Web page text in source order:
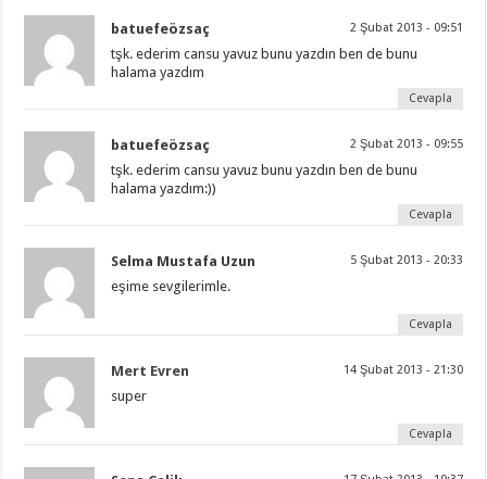
batuefeözsaç 2 Şubat 2013 - 09:51
tşk. ederim cansu yavuz bunu yazdın ben de bunu
halama yazdım
Cevapla
batuefeözsaç 2 Şubat 2013 - 09:55
tşk. ederim cansu yavuz bunu yazdın ben de bunu
halama yazdım:))
Cevapla
Selma Mustafa Uzun 5 Şubat 2013 - 20:33
eşime sevgilerimle.
Cevapla
Mert Evren 14 Şubat 2013 - 21:30
super
Cevapla